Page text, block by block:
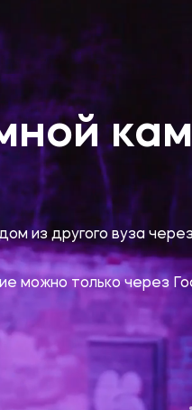
из другого вуза
можно только через